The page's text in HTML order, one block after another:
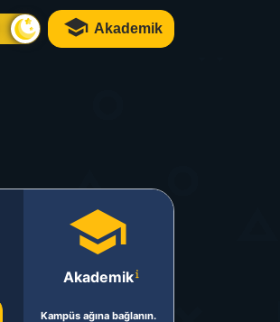
Akademik
Akademik
Kampüs ağına bağlanın.